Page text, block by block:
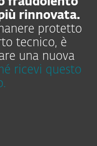
rinnovata.
protetto
tecnico, è
una nuova
ricevi questo